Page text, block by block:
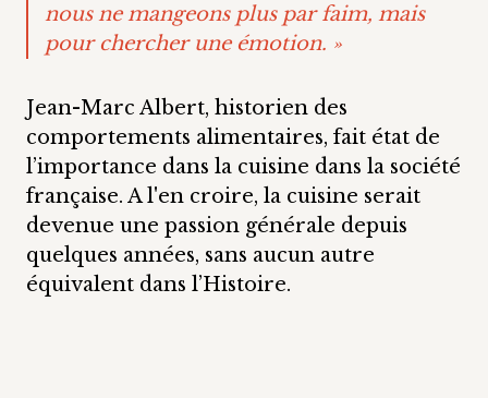
nous ne mangeons plus par faim, mais
pour chercher une émotion. »
Jean-Marc Albert, historien des
comportements alimentaires, fait état de
l’importance dans la cuisine dans la société
française. A l'en croire, la cuisine serait
devenue une passion générale depuis
quelques années, sans aucun autre
équivalent dans l’Histoire.